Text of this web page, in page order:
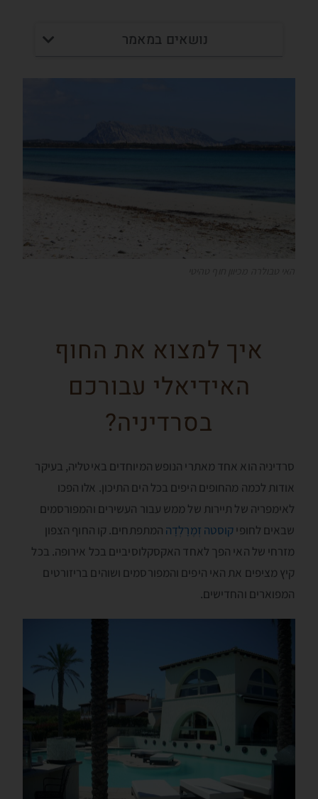
נושאים במאמר
איך למצוא את החוף
האידיאלי עבורכם
בסרדיניה?
סרדיניה הוא אחד מאתרי הנופש המיוחדים באיטליה, בעיקר
אודות לכמה מהחופים היפים בכל הים התיכון. אלו הפכו
לאימפריה של תיירות של ממש עבור העשירים והמפורסמים
שבאים לחופיקוסטה זְמֶרָלְדָה המתפתחים. קו החוף הצפון
מזרחי של האי הפך לאחד האקסקלוסיביים בכל אירופה. בכל
קיץ מציפים את האי היפים והמפורסמים ושוהים בריזורטים
המפוארים והחדישים.